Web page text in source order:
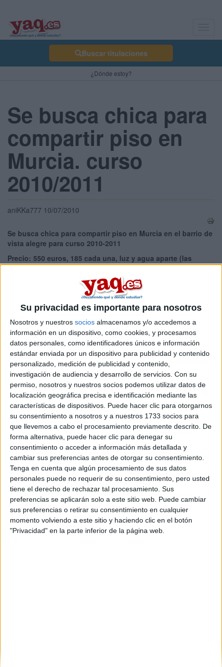
Su privacidad es importante para nosotros
Nosotros y nuestros socios almacenamos y/o accedemos a
información en un dispositivo, como cookies, y procesamos
datos personales, como identificadores únicos e información
estándar enviada por un dispositivo para publicidad y contenido
personalizado, medición de publicidad y contenido,
investigación de audiencia y desarrollo de servicios. Con su
permiso, nosotros y nuestros socios podemos utilizar datos de
localización geográfica precisa e identificación mediante las
características de dispositivos. Puede hacer clic para otorgarnos
su consentimiento a nosotros y a nuestros 1733 socios para
que llevemos a cabo el procesamiento previamente descrito. De
forma alternativa, puede hacer clic para denegar su
consentimiento o acceder a información más detallada y
cambiar sus preferencias antes de otorgar su consentimiento.
Tenga en cuenta que algún procesamiento de sus datos
personales puede no requerir de su consentimiento, pero usted
tiene el derecho de rechazar tal procesamiento. Sus
preferencias se aplicarán solo a este sitio web. Puede cambiar
sus preferencias o retirar su consentimiento en cualquier
momento volviendo a este sitio y haciendo clic en el botón
"Privacidad" en la parte inferior de la página web.
Buscar titulaciones
¿Dónde estoy?
Se busca chica para
compartir piso en
Murcia. curso
2010/2011
aniKKa777 10/07/2010
Se busca chica para compartir piso en Murcia en el barrio de
vista alegre para curso 2010-2011
Precio: 550 euros, 185 cada una, luz y agua aparte (las
facturas suelen ser bajas)
El piso es mu mono XD
SALÓN:
grandeciko con un balcón para hacer amistades con los
vecinos jeje, muy luminoso y decorado muy boniko.
Un sofa y dos sillones, televisión con tdt, mesa redonda con
4 sillas, y mesa pequeña de cristal.
COCINA:
Reformada recientemente, cocina de butano, frigorífico,
microondas y horno
ASEO:
Reformado reciéntemente, WC, duxa con mampara, lavabo,
espejo, vidé y un armario muy apañao pa nuestras cosas
HABITACIÓN:
Escritorio, armario con espejos de cuerpo!, cama y mesilla.
La habitación da al patio.
En cuanto al piso en general: está recién pintado, el suelo
es de tarima (muy facil de limpiar) y muy bien decorado XD
La zona en la que se encuentra es en Vista Alegre, está
bastante céntrico, a 5 minutos de la circular y del
mercadona. Enfrente del morales meseguer (nunca se sabe
lo que puede pasar...) También enfrente del dia.
A 5 minutos de la parada del 39C la que está en aben arabi.
A 10 minutos del instituto Juan Carlos I y a 5 minutos del